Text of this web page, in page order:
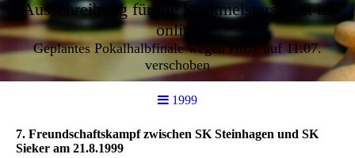
Ausschreibung für die Stadtmeisterschaft ist
online
Geplantes Pokalhalbfinale wegen Hitze auf 11.07.
verschoben
1999
7. Freundschaftskampf zwischen SK Steinhagen und SK
Sieker am 21.8.1999